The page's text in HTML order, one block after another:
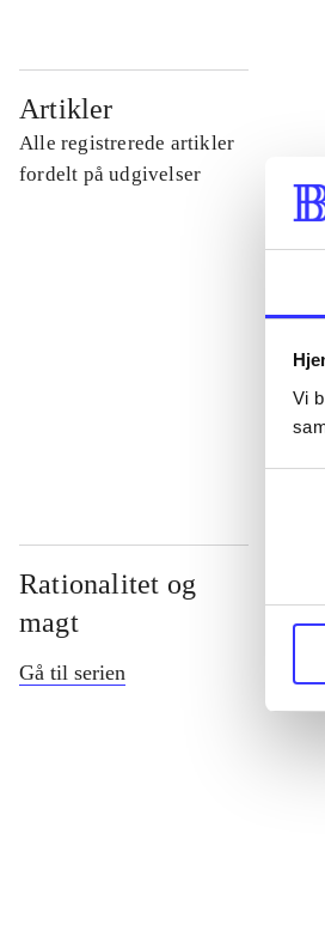
Vi
Artikler
Alle registrerede artikler
fordelt på udgivelser
Rationalitet og
magt
Gå til serien